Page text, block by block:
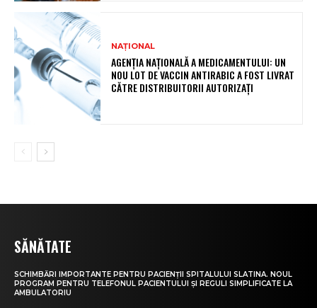
NAȚIONAL
AGENȚIA NAȚIONALĂ A MEDICAMENTULUI: UN
NOU LOT DE VACCIN ANTIRABIC A FOST LIVRAT
CĂTRE DISTRIBUITORII AUTORIZAȚI
SĂNĂTATE
SCHIMBĂRI IMPORTANTE PENTRU PACIENȚII SPITALULUI SLATINA. NOUL
PROGRAM PENTRU TELEFONUL PACIENTULUI ȘI REGULI SIMPLIFICATE LA
AMBULATORIU